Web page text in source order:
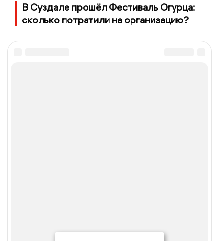
В Суздале прошёл Фестиваль Огурца:
сколько потратили на организацию?